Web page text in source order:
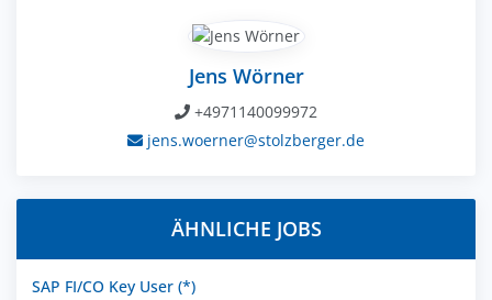
Jens Wörner
+4971140099972
jens.woerner@stolzberger.de
ÄHNLICHE JOBS
SAP FI/CO Key User (*)